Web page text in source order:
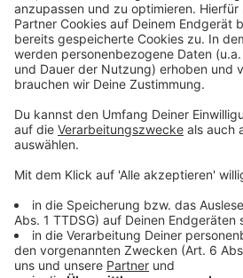
Anzeige
Bundestagswahl.
Podcast zur Bundestagwahl.
Direktkandidaten für das
Anzeige